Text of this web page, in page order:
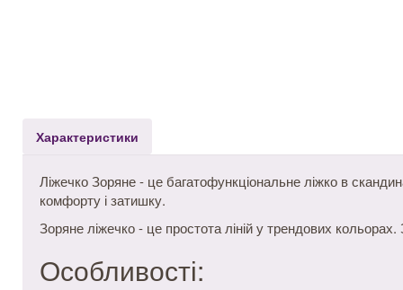
Характеристики
Ліжечко Зоряне - це багатофункціональне ліжко в
комфорту і затишку.
Зоряне ліжечко - це простота ліній у трендових
Особливості: